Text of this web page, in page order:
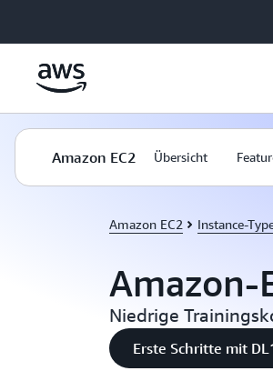
Amazon EC2 Übersicht
Amazon EC2 Instance-
Amazon-
Niedrige
Erste Schritte mit